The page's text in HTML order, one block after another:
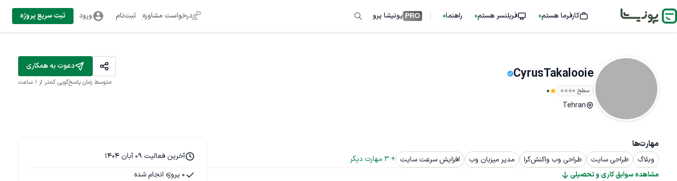
کارفرما هستم فریلنسر هستم راهنما PRO پونیشا پرو درخواست مشاوره ثبت‌نام ورود ثبت سریع پروژه
CyrusTakalooie
سطح ۰ 0
Tehran
دعوت به همکاری
متوسط زمان پاسخ‌گویی کمتر از 1 ساعت
مهارت‌ها
وبلاگ طراحی سایت طراحی وب واکنش‌گرا مدیر میزبان وب افزایش سرعت سایت +
3 مهارت دیگر
مشاهده سوابق کاری و تحصیلی
آخرین فعالیت 09 آبان 1404
0 پروژه انجام شده